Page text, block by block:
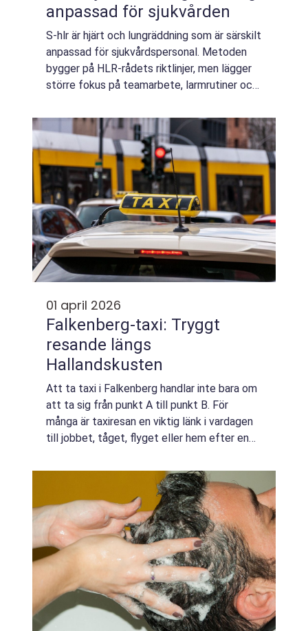
anpassad för sjukvården
S-hlr är hjärt och lungräddning som är särskilt
anpassad för sjukvårdspersonal. Metoden
bygger på HLR-rådets riktlinjer, men lägger
större fokus på teamarbete, larmrutiner och
Syftet är att alla i vårdens kedj...
01 april 2026
Falkenberg-taxi: Tryggt
resande längs
Hallandskusten
Att ta taxi i Falkenberg handlar inte bara om
att ta sig från punkt A till punkt B. För
många är taxiresan en viktig länk i vardagen
till jobbet, tåget, flyget eller hem efter en